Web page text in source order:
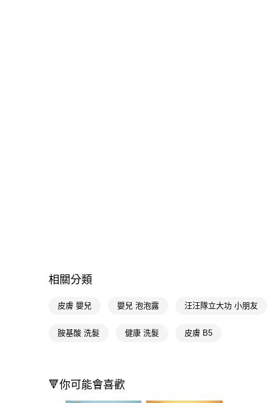
相關分類
皮膚 嬰兒 嬰兒 泡泡露 汪汪隊立大功 小朋友
胺基酸 洗髮 健康 洗髮 皮膚 B5
🔻你可能會喜歡